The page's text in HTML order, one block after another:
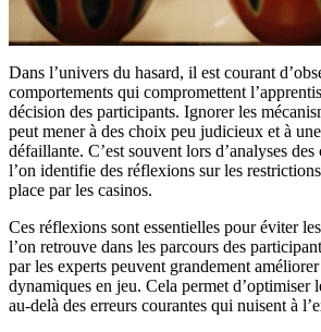
Dans l’univers du hasard, il est courant
comportements qui compromettent
décision des participants. Ignorer les
peut mener à des choix peu judicieux et à
défaillante. C’est souvent lors d’analyses
l’on identifie des réflexions sur les
place par les casinos.
Ces réflexions sont essentielles pour éviter
l’on retrouve dans les parcours des
par les experts peuvent grandement
dynamiques en jeu. Cela permet d’optimiser
au-delà des erreurs courantes qui nuisent à